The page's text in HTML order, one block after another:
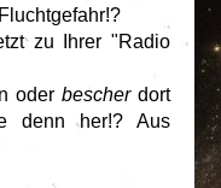
zu Ihrer "Radio
oder bescherdort
denn her!? Aus